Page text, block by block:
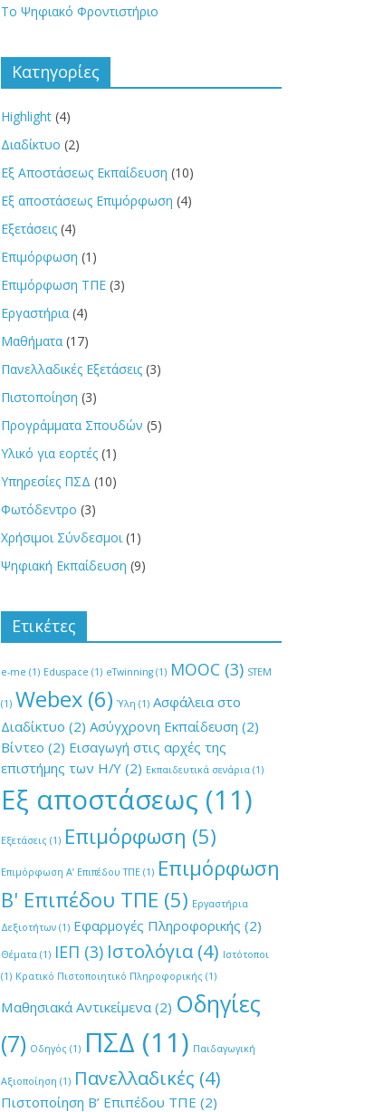
Το Ψηφιακό Φροντιστήριο
Kατηγορίες
Highlight (4)
Διαδίκτυο (2)
Εξ Αποστάσεως Εκπαίδευση (10)
Εξ αποστάσεως Επιμόρφωση (4)
Εξετάσεις (4)
Επιμόρφωση (1)
Επιμόρφωση ΤΠΕ (3)
Εργαστήρια (4)
Μαθήματα (17)
Πανελλαδικές Εξετάσεις (3)
Πιστοποίηση (3)
Προγράμματα Σπουδών (5)
Υλικό για εορτές (1)
Υπηρεσίες ΠΣΔ (10)
Φωτόδεντρο (3)
Χρήσιμοι Σύνδεσμοι(1)
Ψηφιακή Εκπαίδευση (9)
Ετικέτες
e-me (1) Eduspace (1) eTwinning (1) MOOC (3) STEM
(1) Webex (6) Ύλη (1) Ασφάλεια στο
Διαδίκτυο (2) Ασύγχρονη Εκπαίδευση (2)
Βίντεο (2) Εισαγωγή στις αρχές της
επιστήμης των Η/Υ (2) Εκπαιδευτικά σενάρια (1)
Εξ αποστάσεως (11)
Εξετάσεις (1) Επιμόρφωση (5)
Επιμόρφωση Α’ Επιπέδου ΤΠΕ (1) Επιμόρφωση
Β' Επιπέδου ΤΠΕ (5) Εργαστήρια
Δεξιοτήτων (1) Εφαρμογές Πληροφορικής (2)
Θέματα (1) ΙΕΠ (3) Ιστολόγια(4) Ιστότοποι
(1) Κρατικό Πιστοποιητικό Πληροφορικής (1)
Μαθησιακά Αντικείμενα (2) Οδηγίες
(7) Οδηγός (1) ΠΣΔ (11) Παιδαγωγική
Αξιοποίηση (1) Πανελλαδικές (4)
Πιστοποίηση Β’ Επιπέδου ΤΠΕ (2)